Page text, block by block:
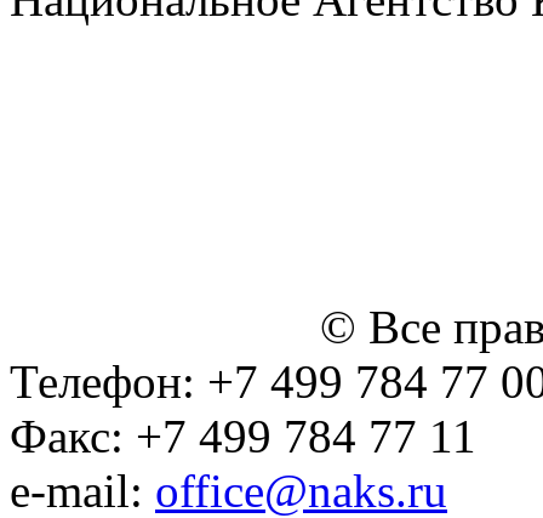
© Все
Телефон: +7 499 784 77
Факс: +7 499 784 77 11
e-mail: office@naks.ru